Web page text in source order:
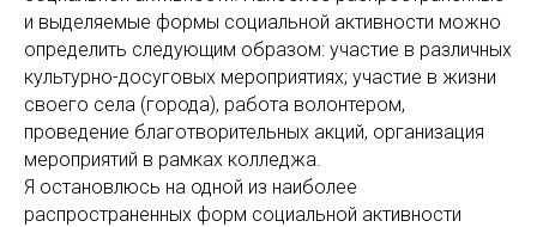
и выделяемые формы социальной активности можно
определить следующим образом: участие в различных
культурно-досуговых мероприятиях; участие в жизни
своего села (города), работа волонтером,
проведение благотворительных акций, организация
мероприятий в рамках колледжа.
Я остановлюсь на одной из наиболее
распространенных форм социальной активности